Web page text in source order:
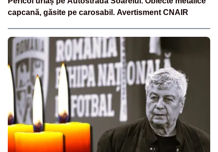
capcană, găsite pe carosabil. Avertisment CNAIR